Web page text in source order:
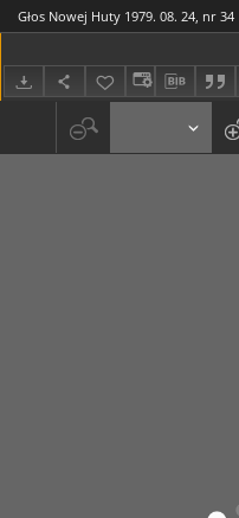
Głos Nowej Huty 1979. 08. 24, nr 34